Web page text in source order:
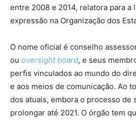
entre 2008 e 2014, relatora para a
expressão na Organização dos
O nome oficial é conselho
ou oversight board, e seus
perfis vinculados ao mundo do
e aos meios de comunicação. Ao
dos atuais, embora o processo de
prolongar até 2021. O órgão tem